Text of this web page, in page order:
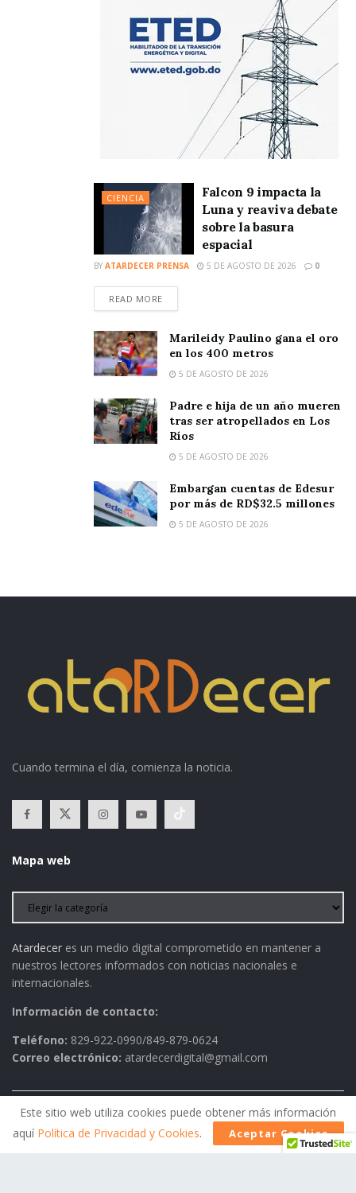
CIENCIA
Falcon 9 impacta la
Luna y reaviva debate
sobre la basura
espacial
BY ATARDECER PRENSA 5 DE AGOSTO DE 2026 0
READ MORE
Marileidy Paulino gana el oro
en los 400 metros
5 DE AGOSTO DE 2026
Padre e hija de un año mueren
tras ser atropellados en Los
Ríos
5 DE AGOSTO DE 2026
Embargan cuentas de Edesur
por más de RD$32.5 millones
5 DE AGOSTO DE 2026
Cuando termina el día, comienza la noticia.
Mapa web
Atardecer es un medio digital comprometido en mantener a
nuestros lectores informados con noticias nacionales e
internacionales.
Información de contacto:
Teléfono: 829-922-0990/849-879-0624
Correo electrónico: atardecerdigital@gmail.com
Política de Privacidad AVISO LEGAL
Contactos
Historia
Este sitio web utiliza cookies puede obtener más información
aquí Política de Privacidad y Cookies. Aceptar Cookies